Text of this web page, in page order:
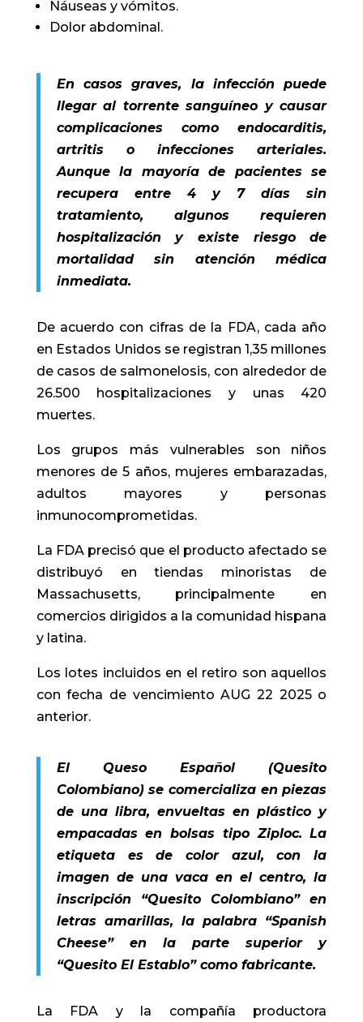
Náuseas y vómitos.
Dolor abdominal.
En casos graves, la infección puede
llegar al torrente sanguíneo y causar
complicaciones como endocarditis,
artritis o infecciones arteriales.
Aunque la mayoría de pacientes se
recupera entre 4 y 7 días sin
tratamiento, algunos requieren
hospitalización y existe riesgo de
mortalidad sin atención médica
inmediata.
De acuerdo con cifras de la FDA, cada año
en Estados Unidos se registran 1,35 millones
de casos de salmonelosis, con alrededor de
26.500 hospitalizaciones y unas 420
muertes.
Los grupos más vulnerables son niños
menores de 5 años, mujeres embarazadas,
adultos mayores y personas
inmunocomprometidas.
La FDA precisó que el producto afectado se
distribuyó en tiendas minoristas de
Massachusetts, principalmente en
comercios dirigidos a la comunidad hispana
y latina.
Los lotes incluidos en el retiro son aquellos
con fecha de vencimiento AUG 22 2025 o
anterior.
El Queso Español (Quesito
Colombiano) se comercializa en piezas
de una libra, envueltas en plástico y
empacadas en bolsas tipo Ziploc. La
etiqueta es de color azul, con la
imagen de una vaca en el centro, la
inscripción “Quesito Colombiano” en
letras amarillas, la palabra “Spanish
Cheese” en la parte superior y
“Quesito El Establo” como fabricante.
La FDA y la compañía productora